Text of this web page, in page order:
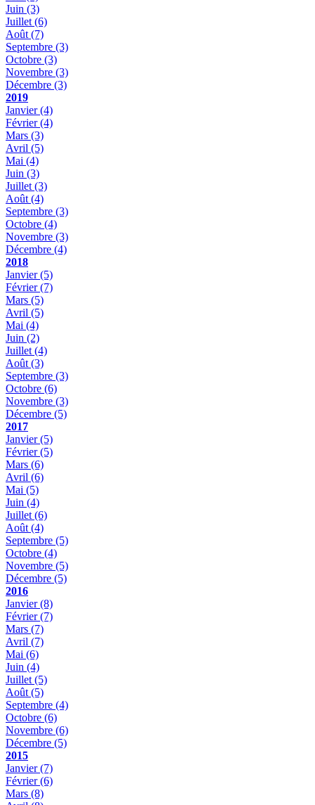
Juin (3)
Juillet(6)
Août(7)
Septembre (3)
Octobre (3)
Novembre (3)
Décembre (3)
2019
Janvier(4)
Février(4)
Mars (3)
Avril (5)
Mai (4)
Juin (3)
Juillet(3)
Août(4)
Septembre (3)
Octobre (4)
Novembre (3)
Décembre (4)
2018
Janvier(5)
Février(7)
Mars (5)
Avril (5)
Mai (4)
Juin (2)
Juillet(4)
Août(3)
Septembre (3)
Octobre (6)
Novembre (3)
Décembre (5)
2017
Janvier(5)
Février(5)
Mars (6)
Avril (6)
Mai (5)
Juin (4)
Juillet(6)
Août(4)
Septembre (5)
Octobre (4)
Novembre (5)
Décembre (5)
2016
Janvier(8)
Février(7)
Mars (7)
Avril (7)
Mai (6)
Juin (4)
Juillet(5)
Août(5)
Septembre (4)
Octobre (6)
Novembre (6)
Décembre (5)
2015
Janvier(7)
Février(6)
Mars (8)